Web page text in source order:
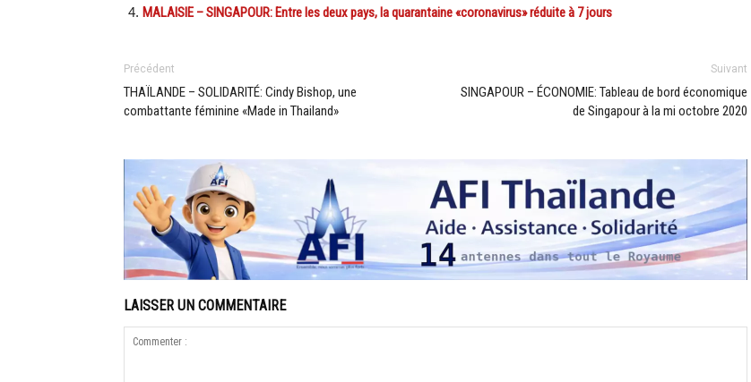
MALAISIE – SINGAPOUR: Entre les deux pays, la quarantaine «coronavirus» réduite à 7 jours
Précédent
THAÏLANDE – SOLIDARITÉ: Cindy Bishop, une
combattante féminine «Made in Thailand»
Suivant
SINGAPOUR – ÉCONOMIE: Tableau de bord économique
de Singapour à la mi octobre 2020
LAISSER UN COMMENTAIRE